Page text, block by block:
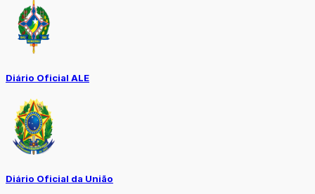
Diário Oficial ALE
Diário Oficial da União